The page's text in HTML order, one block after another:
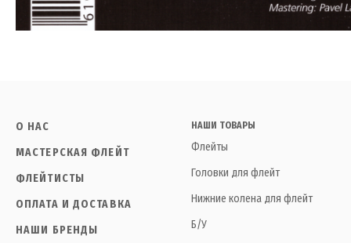
О НАС
МАСТЕРСКАЯ ФЛЕЙТ
ФЛЕЙТИСТЫ
ОПЛАТА И ДОСТАВКА
НАШИ БРЕНДЫ
НАШИ ТОВАРЫ
Флейты
Головки для флейт
Нижние колена для флейт
Б/У